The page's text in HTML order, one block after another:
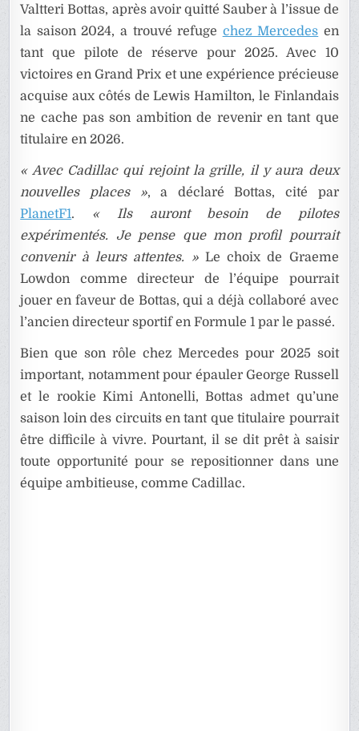
Valtteri Bottas, après avoir quitté Sauber à l’issue de
la saison 2024, a trouvé refuge chez Mercedes en
tant que pilote de réserve pour 2025. Avec 10
victoires en Grand Prix et une expérience précieuse
acquise aux côtés de Lewis Hamilton, le Finlandais
ne cache pas son ambition de revenir en tant que
titulaire en 2026.
« Avec Cadillac qui rejoint la grille, il y aura deux
nouvelles places », a déclaré Bottas, cité par
PlanetF1. « Ils auront besoin de pilotes
expérimentés. Je pense que mon profil pourrait
convenir à leurs attentes. »Le choix de Graeme
Lowdon comme directeur de l’équipe pourrait
jouer en faveur de Bottas, qui a déjà collaboré avec
l’ancien directeur sportif en Formule 1 par le passé.
Bien que son rôle chez Mercedes pour 2025 soit
important, notamment pour épauler George Russell
et le rookieKimi Antonelli, Bottas admet qu’une
saison loin des circuits en tant que titulaire pourrait
être difficile à vivre. Pourtant, il se dit prêt à saisir
toute opportunité pour se repositionner dans une
équipe ambitieuse, comme Cadillac.